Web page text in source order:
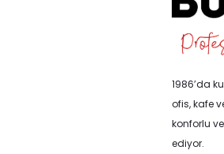
1986’da
ofis, kafe
konforlu
ediyor.